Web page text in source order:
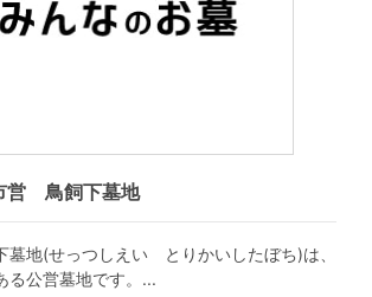
営 鳥飼下墓地
地(せっつしえい とりかいしたぼち)は、
る公営墓地です。...